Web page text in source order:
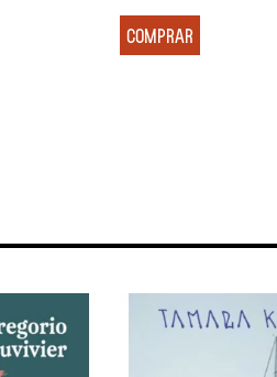
COMPRAR